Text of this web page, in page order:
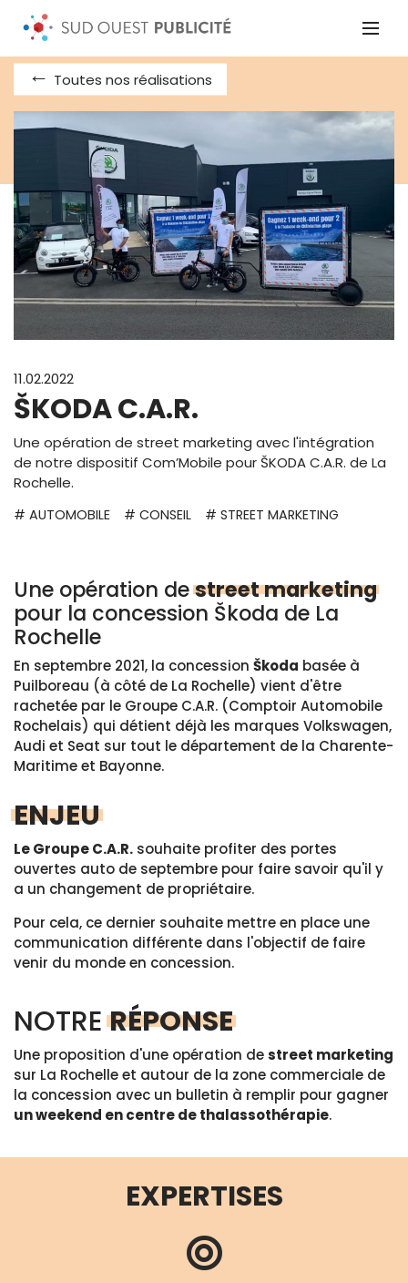
Toutes nos réalisations
11.02.2022
ŠKODA C.A.R.
Une opération de street marketing avec l'intégration
de notre dispositif Com’Mobile pour ŠKODA C.A.R. de La
Rochelle.
# AUTOMOBILE # CONSEIL # STREET MARKETING
Une opération destreet marketing
pour la concession Škoda de La
Rochelle
En septembre 2021, la concession Škoda basée à
Puilboreau (à côté de La Rochelle) vient d'être
rachetée par le Groupe C.A.R. (Comptoir Automobile
Rochelais) qui détient déjà les marques Volkswagen,
Audi et Seat sur tout le département de la Charente-
Maritime et Bayonne.
ENJEU
Le Groupe C.A.R. souhaite profiter des portes
ouvertes auto de septembre pour faire savoir qu'il y
a un changement de propriétaire.
Pour cela, ce dernier souhaite mettre en place une
communication différente dans l'objectif de faire
venir du monde en concession.
NOTRERÉPONSE
Une proposition d'une opération destreet marketing
sur La Rochelle et autour de la zone commerciale de
la concession avec un bulletin à remplir pour gagner
un weekend en centre de thalassothérapie.
EXPERTISES